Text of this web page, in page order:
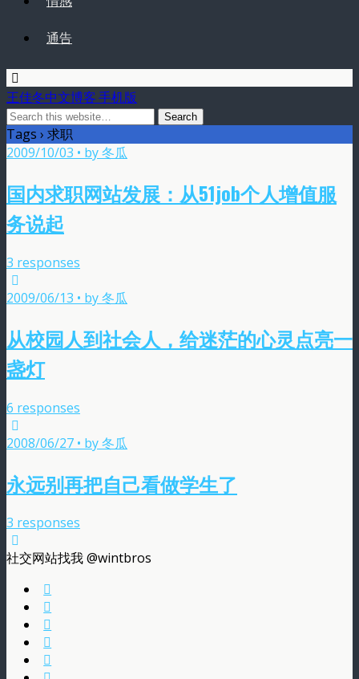
通告
王佳冬中文博客 手机版
Tags › 求职
2009/10/03 • by 冬瓜
国内求职网站发展：从51job个人增值服
务说起
3 responses
2009/06/13 • by 冬瓜
从校园人到社会人，给迷茫的心灵点亮一
盏灯
6 responses
2008/06/27 • by 冬瓜
永远别再把自己看做学生了
3 responses
社交网站找我 @wintbros